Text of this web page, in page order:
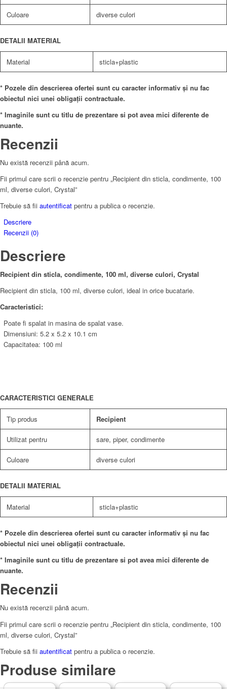
Culoare diverse culori
DETALII MATERIAL
Material sticla+plastic
* Pozele din descrierea ofertei sunt cu caracter informativ și nu fac
obiectul nici unei obligații contractuale.
* Imaginile sunt cu titlu de prezentare si pot avea mici diferente de
nuante.
Recenzii
Nu există recenzii până acum.
Fii primul care scrii o recenzie pentru „Recipient din sticla, condimente, 100
ml, diverse culori, Crystal”
Trebuie să fii autentificat pentru a publica o recenzie.
Descriere
Recenzii (0)
Descriere
Recipient din sticla, condimente, 100 ml, diverse culori, Crystal
Recipient din sticla, 100 ml, diverse culori, ideal in orice bucatarie.
Caracteristici:
Poate fi spalat in masina de spalat vase.
Dimensiuni: 5.2 x 5.2 x 10.1 cm
Capacitatea: 100 ml
CARACTERISTICI GENERALE
Tip produs Recipient
Utilizat pentru sare, piper, condimente
Culoare diverse culori
DETALII MATERIAL
Material sticla+plastic
* Pozele din descrierea ofertei sunt cu caracter informativ și nu fac
obiectul nici unei obligații contractuale.
* Imaginile sunt cu titlu de prezentare si pot avea mici diferente de
nuante.
Recenzii
Nu există recenzii până acum.
Fii primul care scrii o recenzie pentru „Recipient din sticla, condimente, 100
ml, diverse culori, Crystal”
Trebuie să fii autentificat pentru a publica o recenzie.
Produse similare